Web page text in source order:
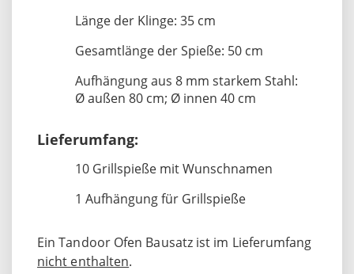
Länge der Klinge: 35 cm
Gesamtlänge der Spieße: 50 cm
Aufhängung aus 8 mm starkem Stahl:
Ø außen 80 cm; Ø innen 40 cm
Lieferumfang:
10 Grillspieße mit Wunschnamen
1 Aufhängung für Grillspieße
Ein Tandoor Ofen Bausatz ist im Lieferumfang
nicht enthalten.